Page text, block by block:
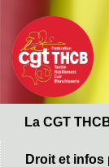
contenu
principal
La CGT
Droit et infos